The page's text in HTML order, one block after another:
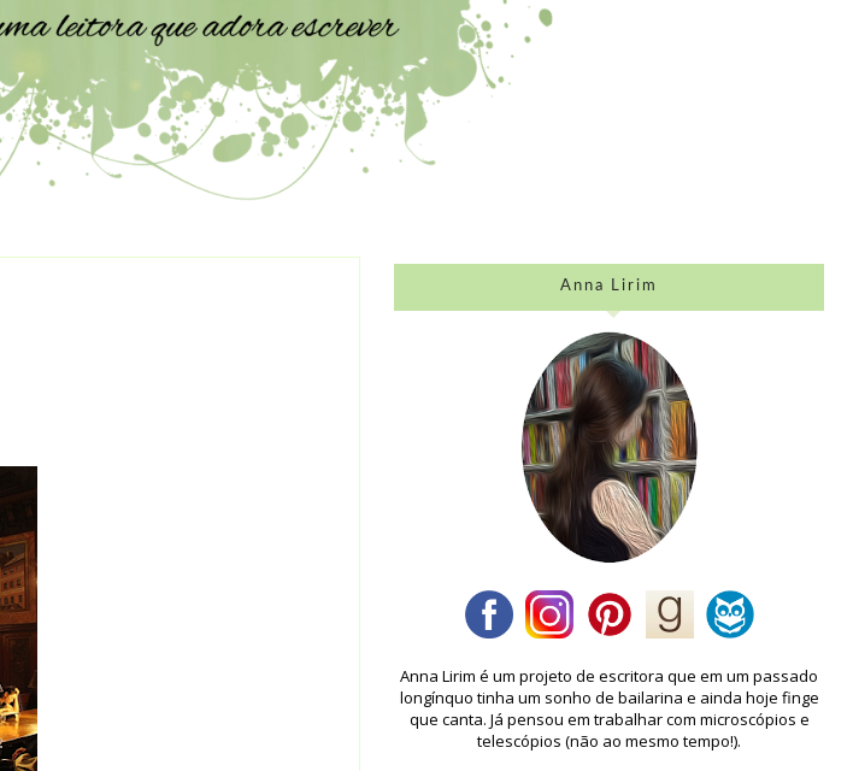
Anna Lirim
Anna Lirim é um projeto de escritora que em um passado
longínquo tinha um sonho de bailarina e ainda hoje finge
que canta. Já pensou em trabalhar com microscópios e
telescópios (não ao mesmo tempo!).